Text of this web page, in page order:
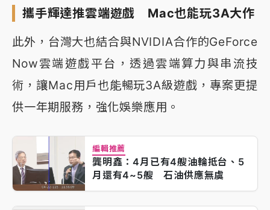
攜手輝達推雲端遊戲 Mac也能玩3A大作
此外，台灣大也結合與NVIDIA合作的GeForce
Now雲端遊戲平台，透過雲端算力與串流技
術，讓Mac用戶也能暢玩3A級遊戲，專案更提
供一年期服務，強化娛樂應用。
編輯推薦
龔明鑫：4月已有4艘油輪抵台、5
月還有4~5艘 石油供應無虞